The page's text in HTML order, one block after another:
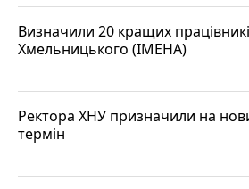
Визначили 20 кращих
Хмельницького (ІМЕНА)
Ректора ХНУ призначили на
термін